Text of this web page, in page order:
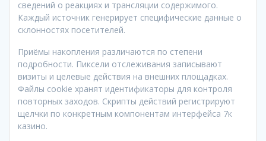
сведений о реакциях и трансляции содержимого.
Каждый источник генерирует специфические данные о
склонностях посетителей.
Приёмы накопления различаются по степени
подробности. Пиксели отслеживания записывают
визиты и целевые действия на внешних площадках.
Файлы cookie хранят идентификаторы для контроля
повторных заходов. Скрипты действий регистрируют
щелчки по конкретным компонентам интерфейса 7к
казино.